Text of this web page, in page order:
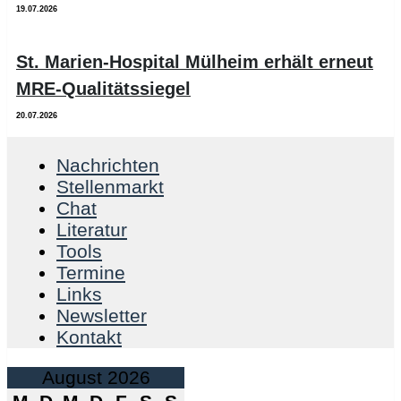
19.07.2026
St. Marien-Hospital Mülheim erhält erneut
MRE-Qualitätssiegel
20.07.2026
Nachrichten
Stellenmarkt
Chat
Literatur
Tools
Termine
Links
Newsletter
Kontakt
August 2026